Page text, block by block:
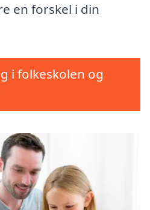
en forskel i din
i folkeskolen og